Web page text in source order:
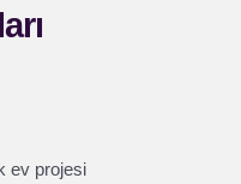
ev projesi